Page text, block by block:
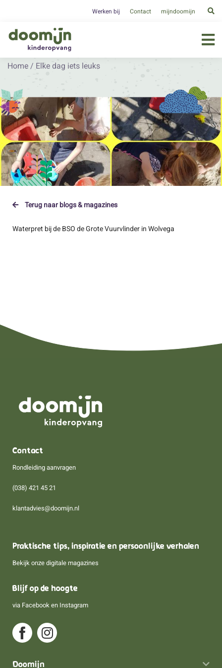
Werken bij Contact mijndoomijn
Home / Elke dag iets leuks
Terug naar blogs & magazines
Waterpret bij de BSO de Grote Vuurvlinder in Wolvega
Doomijn
Contact
Rondleiding aanvragen
(038) 421 45 21
klantadvies@doomijn.nl
Praktische tips, inspiratie en persoonlijke verhalen
Bekijk onze digitale magazines
Blijf op de hoogte
via Facebook en Instagram